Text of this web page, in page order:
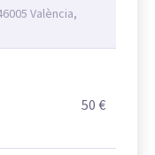
València,
50 €